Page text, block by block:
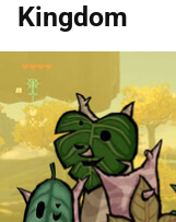
Kingdom